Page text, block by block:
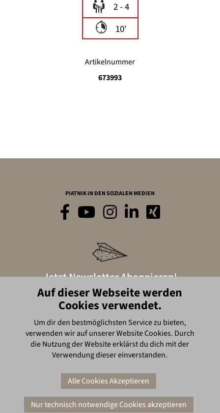
2 - 4
10'
Artikelnummer
673993
PIATNIK IN DEN SOZIALEN MEDIEN
Jetzt Newsletter Abonnieren!
Hier anmelden
© Piatnik, 2016
Impressum
Auf dieser Webseite werden
Cookies verwendet.
Um dir den bestmöglichsten Service zu bieten,
verwenden wir auf unserer Website Cookies. Durch
die Nutzung der Website erklärst du dich mit der
Verwendung dieser einverstanden.
Alle Cookies Akzeptieren
Nur technisch notwendige Cookies akzeptieren